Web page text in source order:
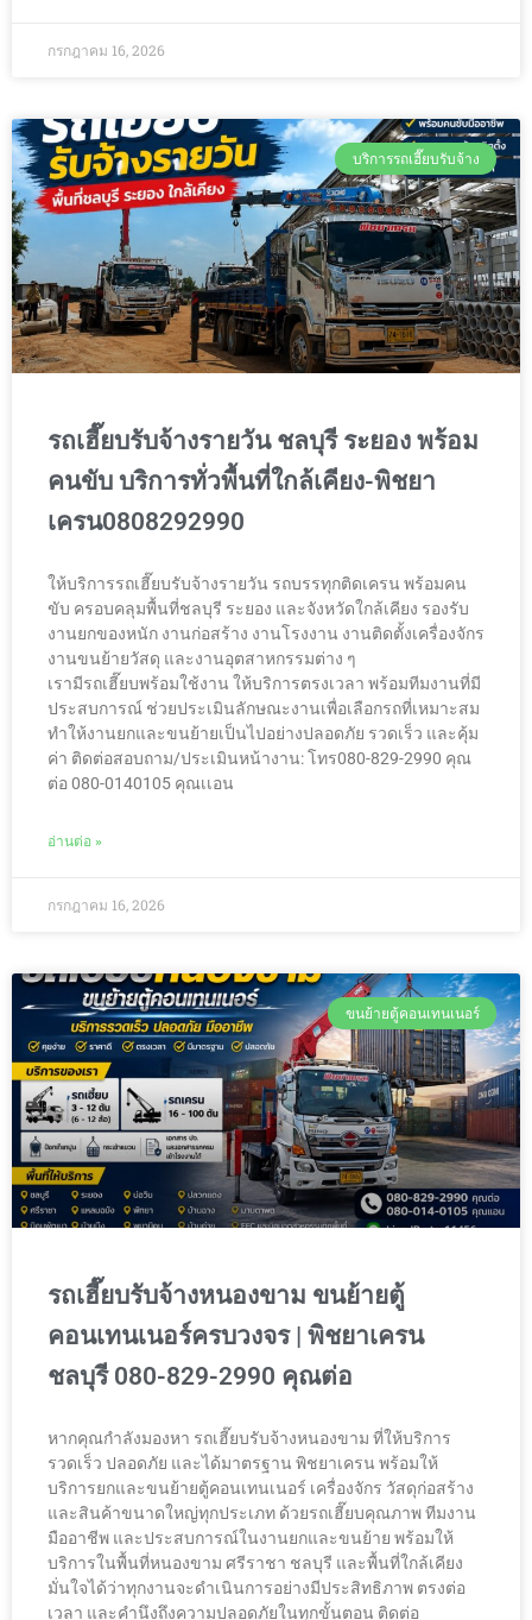
กรกฎาคม 16, 2026
บริการรถเฮี๊ยบรับจ้าง
รถเฮี๊ยบรับจ้างรายวัน ชลบุรี ระยอง พร้อม
คนขับ บริการทั่วพื้นที่ใกล้เคียง-พิชยา
เครน0808292990
ให้บริการรถเฮี๊ยบรับจ้างรายวัน รถบรรทุกติดเครน พร้อมคน
ขับ ครอบคลุมพื้นที่ชลบุรี ระยอง และจังหวัดใกล้เคียง รองรับ
งานยกของหนัก งานก่อสร้าง งานโรงงาน งานติดตั้งเครื่องจักร
งานขนย้ายวัสดุ และงานอุตสาหกรรมต่าง ๆ
เรามีรถเฮี๊ยบพร้อมใช้งาน ให้บริการตรงเวลา พร้อมทีมงานที่มี
ประสบการณ์ ช่วยประเมินลักษณะงานเพื่อเลือกรถที่เหมาะสม
ทำให้งานยกและขนย้ายเป็นไปอย่างปลอดภัย รวดเร็ว และคุ้ม
ค่า ติดต่อสอบถาม/ประเมินหน้างาน: โทร080-829-2990 คุณ
ต่อ 080-0140105 คุณเเอน
อ่านต่อ »
กรกฎาคม 16, 2026
ขนย้ายตู้คอนเทนเนอร์
รถเฮี๊ยบรับจ้างหนองขาม ขนย้ายตู้
คอนเทนเนอร์ครบวงจร | พิชยาเครน
ชลบุรี 080-829-2990 คุณต่อ
หากคุณกำลังมองหา รถเฮี๊ยบรับจ้างหนองขาม ที่ให้บริการ
รวดเร็ว ปลอดภัย และได้มาตรฐาน พิชยาเครน พร้อมให้
บริการยกและขนย้ายตู้คอนเทนเนอร์ เครื่องจักร วัสดุก่อสร้าง
และสินค้าขนาดใหญ่ทุกประเภท ด้วยรถเฮี๊ยบคุณภาพ ทีมงาน
มืออาชีพ และประสบการณ์ในงานยกและขนย้าย พร้อมให้
บริการในพื้นที่หนองขาม ศรีราชา ชลบุรี และพื้นที่ใกล้เคียง
มั่นใจได้ว่าทุกงานจะดำเนินการอย่างมีประสิทธิภาพ ตรงต่อ
เวลา และคำนึงถึงความปลอดภัยในทุกขั้นตอน ติดต่อ